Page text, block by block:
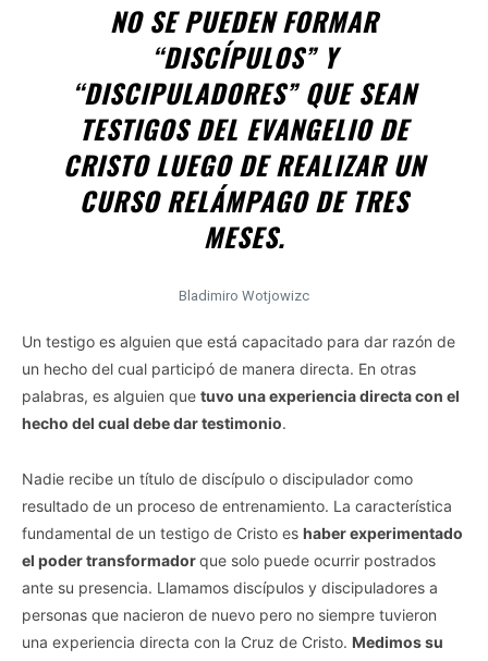
NO SE PUEDEN FORMAR
“DISCÍPULOS” Y
“DISCIPULADORES” QUE SEAN
TESTIGOS DEL EVANGELIO DE
CRISTO LUEGO DE REALIZAR UN
CURSO RELÁMPAGO DE TRES
MESES.
Bladimiro Wotjowizc
Un testigo es alguien que está capacitado para dar razón de
un hecho del cual participó de manera directa. En otras
palabras, es alguien que tuvo una experiencia directa con el
hecho del cual debe dar testimonio.
Nadie recibe un título de discípulo o discipulador como
resultado de un proceso de entrenamiento. La característica
fundamental de un testigo de Cristo es haber experimentado
el poder transformadorque solo puede ocurrir postrados
ante su presencia. Llamamos discípulos y discipuladores a
personas que nacieron de nuevo pero no siempre tuvieron
una experiencia directa con la Cruz de Cristo. Medimos su